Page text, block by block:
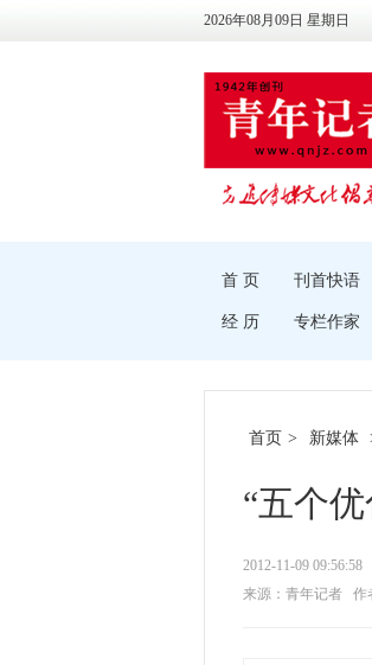
2026年08月09日 星期日
首 页 刊首快语
经 历 专栏作家
首页 > 新媒体
“五个
2012-11-09 09:56:58
来源：青年记者
作